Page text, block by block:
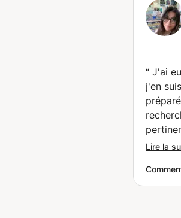
“ J'ai
j'en
actuel,
est
attèle
Lire la